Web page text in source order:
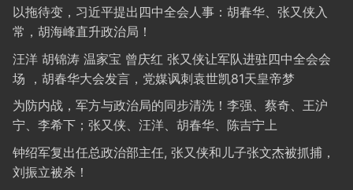
以拖待变，习近平提出四中全会人事：胡春华、张又侠入
常，胡海峰直升政治局！
汪洋 胡锦涛 温家宝 曾庆红 张又侠让军队进驻四中全会会
场 ，胡春华大会发言，党媒讽刺袁世凯81天皇帝梦
为防内战，军方与政治局的同步清洗！李强、蔡奇、王沪
宁、李希下；张又侠、汪洋、胡春华、陈吉宁上
钟绍军复出任总政治部主任, 张又侠和儿子张文杰被抓捕，
刘振立被杀！